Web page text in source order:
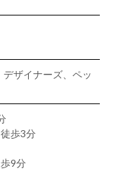
ザイナーズ、ペッ
歩3分
9分